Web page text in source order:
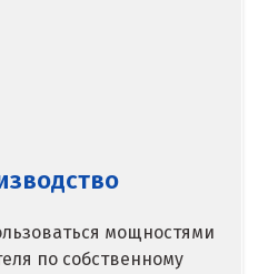
мощностями
по собственному